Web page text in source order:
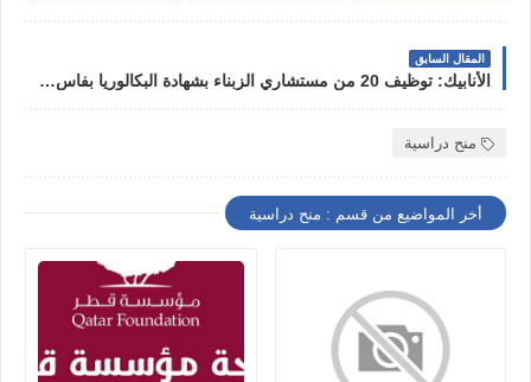
المقال السابق
الأنابيك: توظيف 20 من مستشاري الزبناء بشهادة البكالوريا بفاس الجديد
منح دراسية
أخر المواضيع من قسم : منح دراسية